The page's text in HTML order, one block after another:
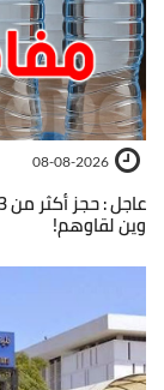
08-08-2026
وين لقاوهم!